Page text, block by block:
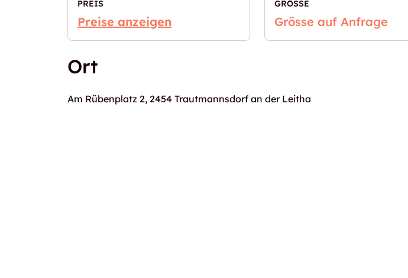
PREIS
Preise anzeigen
GRÖSSE
Grösse auf Anfrage
Ort
Am Rübenplatz 2, 2454 Trautmannsdorf an der Leitha